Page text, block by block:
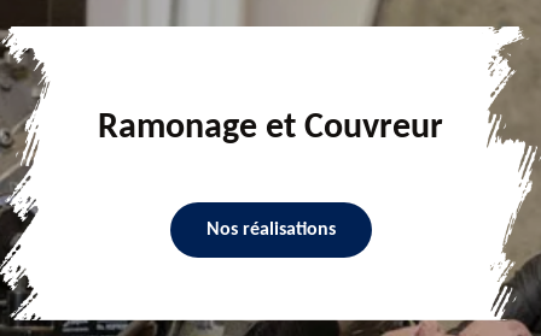
Ramonage et Couvreur
Nos réalisations